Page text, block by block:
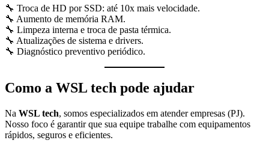
🔧 Troca de HD por SSD: até 10x mais velocidade.
🔧 Aumento de memória RAM.
🔧 Limpeza interna e troca de pasta térmica.
🔧 Atualizações de sistema e drivers.
🔧 Diagnóstico preventivo periódico.
Como a WSL tech pode ajudar
Na WSL tech, somos especializados em atender empresas (PJ).
Nosso foco é garantir que sua equipe trabalhe com equipamentos
rápidos, seguros e eficientes.